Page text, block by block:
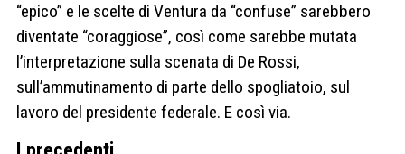
“epico” e le scelte di Ventura da “confuse” sarebbero
diventate “coraggiose”, così come sarebbe mutata
l’interpretazione sulla scenata di De Rossi,
sull’ammutinamento di parte dello spogliatoio, sul
lavoro del presidente federale. E così via.